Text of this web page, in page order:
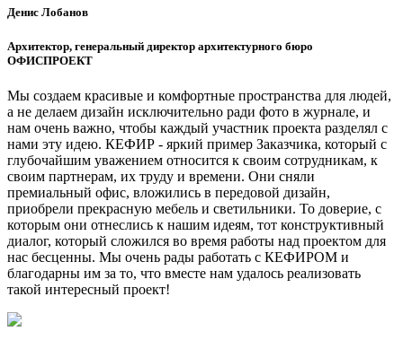
Денис Лобанов
Архитектор, генеральный директор архитектурного бюро
ОФИСПРОЕКТ
Мы создаем красивые и комфортные пространства для людей,
а не делаем дизайн исключительно ради фото в журнале, и
нам очень важно, чтобы каждый участник проекта разделял с
нами эту идею. КЕФИР - яркий пример Заказчика, который с
глубочайшим уважением относится к своим сотрудникам, к
своим партнерам, их труду и времени. Они сняли
премиальный офис, вложились в передовой дизайн,
приобрели прекрасную мебель и светильники. То доверие, с
которым они отнеслись к нашим идеям, тот конструктивный
диалог, который сложился во время работы над проектом для
нас бесценны. Мы очень рады работать с КЕФИРОМ и
благодарны им за то, что вместе нам удалось реализовать
такой интересный проект!